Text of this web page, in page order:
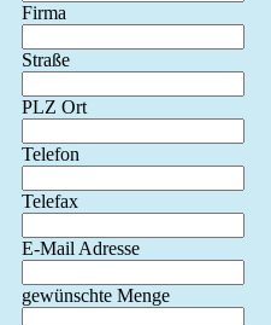
Firma
Straße
PLZ Ort
Telefon
Telefax
E-Mail Adresse
gewünschte Menge